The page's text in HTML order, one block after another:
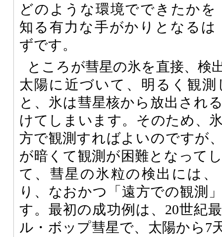
どのような環境でできたかを
知る有力な手がかりとなるは
ずです。
ところが彗星の氷を直接、検
太陽に近づいて、明るく観
と、氷は彗星核から放出され
けてしまいます。そのため、
方で観測すればよいのですが
が暗くて観測が困難となって
て、彗星の氷粒の検出には
り、なおかつ「遠方での観測
す。最初の成功例は、20世紀
ル・ボップ彗星で、太陽から7